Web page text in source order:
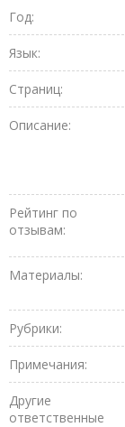
Год:
Язык:
Страниц:
Описание:
Рейтинг по
отзывам:
Материалы:
Рубрики:
Примечания:
Другие
ответственные